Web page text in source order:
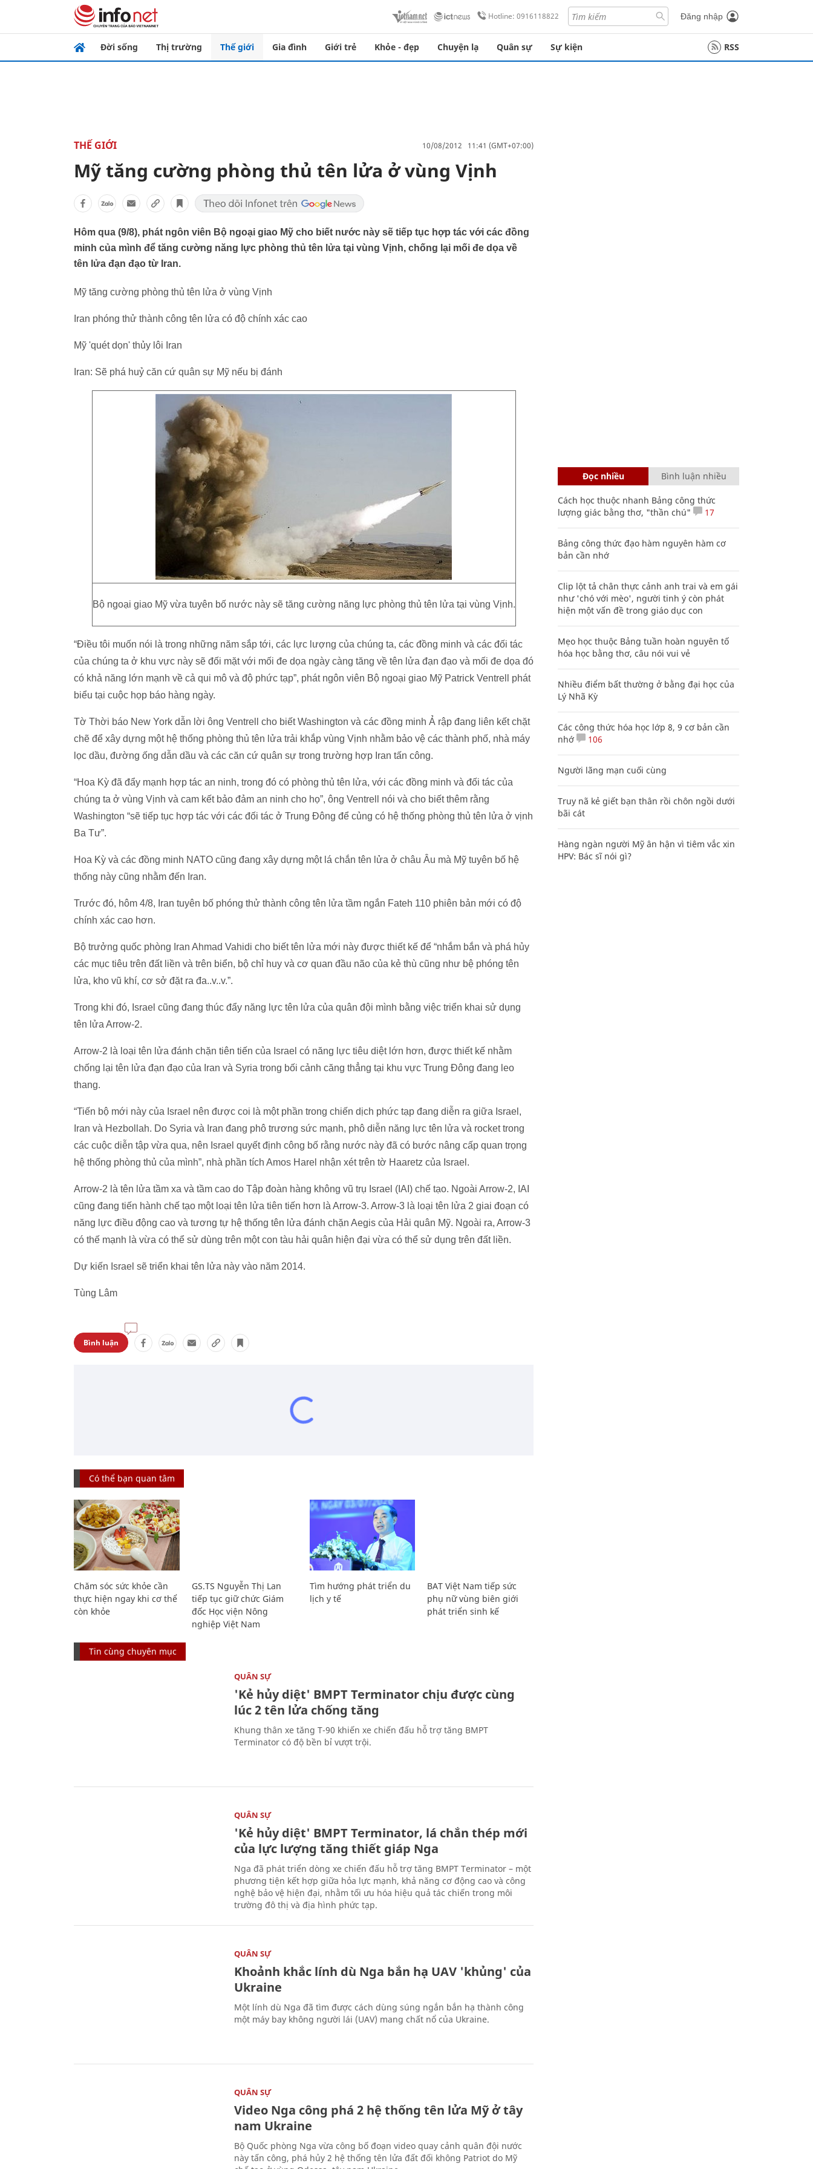
Hotline: 0916118822 Đăng nhập
Đời sống Thị trường Thế giới Gia đình Giới trẻ Khỏe - đẹp Chuyện lạ Quân sự Sự kiện RSS
THẾ GIỚI 10/08/2012 11:41 (GMT+07:00)
Mỹ tăng cường phòng thủ tên lửa ở vùng Vịnh
Hôm qua (9/8), phát ngôn viên Bộ ngoại giao Mỹ cho biết nước này sẽ tiếp tục hợp tác với các đồng
minh của mình để tăng cường năng lực phòng thủ tên lửa tại vùng Vịnh, chống lại mối đe dọa về
tên lửa đạn đạo từ Iran.
Mỹ tăng cường phòng thủ tên lửa ở vùng Vịnh
Iran phóng thử thành công tên lửa có độ chính xác cao
Mỹ 'quét dọn' thủy lôi Iran
Iran: Sẽ phá huỷ căn cứ quân sự Mỹ nếu bị đánh
Bộ ngoại giao Mỹ vừa tuyên bố nước này sẽ tăng cường năng lực phòng thủ tên lửa tại vùng Vịnh.
“Điều tôi muốn nói là trong những năm sắp tới, các lực lượng của chúng ta, các đồng minh và các đối tác
của chúng ta ở khu vực này sẽ đối mặt với mối đe dọa ngày càng tăng về tên lửa đạn đạo và mối đe dọa đó
có khả năng lớn mạnh về cả qui mô và độ phức tạp”, phát ngôn viên Bộ ngoại giao Mỹ Patrick Ventrell phát
biểu tại cuộc họp báo hàng ngày.
Tờ Thời báo New York dẫn lời ông Ventrell cho biết Washington và các đồng minh Ả rập đang liên kết chặt
chẽ để xây dựng một hệ thống phòng thủ tên lửa trải khắp vùng Vịnh nhằm bảo vệ các thành phố, nhà máy
lọc dầu, đường ống dẫn dầu và các căn cứ quân sự trong trường hợp Iran tấn công.
“Hoa Kỳ đã đẩy mạnh hợp tác an ninh, trong đó có phòng thủ tên lửa, với các đồng minh và đối tác của
chúng ta ở vùng Vịnh và cam kết bảo đảm an ninh cho họ”, ông Ventrell nói và cho biết thêm rằng
Washington “sẽ tiếp tục hợp tác với các đối tác ở Trung Đông để củng có hệ thống phòng thủ tên lửa ở vịnh
Ba Tư”.
Hoa Kỳ và các đồng minh NATO cũng đang xây dựng một lá chắn tên lửa ở châu Âu mà Mỹ tuyên bố hệ
thống này cũng nhằm đến Iran.
Trước đó, hôm 4/8, Iran tuyên bố phóng thử thành công tên lửa tầm ngắn Fateh 110 phiên bản mới có độ
chính xác cao hơn.
Bộ trưởng quốc phòng Iran Ahmad Vahidi cho biết tên lửa mới này được thiết kế để “nhắm bắn và phá hủy
các mục tiêu trên đất liền và trên biển, bộ chỉ huy và cơ quan đầu não của kẻ thù cũng như bệ phóng tên
lửa, kho vũ khí, cơ sở đặt ra đa..v..v.”.
Trong khi đó, Israel cũng đang thúc đẩy năng lực tên lửa của quân đội mình bằng việc triển khai sử dụng
tên lửa Arrow-2.
Arrow-2 là loại tên lửa đánh chặn tiên tiến của Israel có năng lực tiêu diệt lớn hơn, được thiết kế nhằm
chống lại tên lửa đạn đạo của Iran và Syria trong bối cảnh căng thẳng tại khu vực Trung Đông đang leo
thang.
“Tiến bộ mới này của Israel nên được coi là một phần trong chiến dịch phức tạp đang diễn ra giữa Israel,
Iran và Hezbollah. Do Syria và Iran đang phô trương sức mạnh, phô diễn năng lực tên lửa và rocket trong
các cuộc diễn tập vừa qua, nên Israel quyết định công bố rằng nước này đã có bước nâng cấp quan trọng
hệ thống phòng thủ của mình”, nhà phần tích Amos Harel nhận xét trên tờ Haaretz của Israel.
Arrow-2 là tên lửa tầm xa và tầm cao do Tập đoàn hàng không vũ trụ Israel (IAI) chế tạo. Ngoài Arrow-2, IAI
cũng đang tiến hành chế tạo một loại tên lửa tiên tiến hơn là Arrow-3. Arrow-3 là loại tên lửa 2 giai đoạn có
năng lực điều động cao và tương tự hệ thống tên lửa đánh chặn Aegis của Hải quân Mỹ. Ngoài ra, Arrow-3
có thế mạnh là vừa có thể sử dùng trên một con tàu hải quân hiện đại vừa có thể sử dụng trên đất liền.
Dự kiến Israel sẽ triển khai tên lửa này vào năm 2014.
Tùng Lâm
Bình luận
Có thể bạn quan tâm
Chăm sóc sức khỏe cần
thực hiện ngay khi cơ thể
còn khỏe
GS.TS Nguyễn Thị Lan
tiếp tục giữ chức Giám
đốc Học viện Nông
nghiệp Việt Nam
Tìm hướng phát triển du
lịch y tế
BAT Việt Nam tiếp sức
phụ nữ vùng biên giới
phát triển sinh kế
Tin cùng chuyên mục
QUÂN SỰ
'Kẻ hủy diệt' BMPT Terminator chịu được cùng
lúc 2 tên lửa chống tăng
Khung thân xe tăng T-90 khiến xe chiến đấu hỗ trợ tăng BMPT
Terminator có độ bền bỉ vượt trội.
QUÂN SỰ
'Kẻ hủy diệt' BMPT Terminator, lá chắn thép mới
của lực lượng tăng thiết giáp Nga
Nga đã phát triển dòng xe chiến đấu hỗ trợ tăng BMPT Terminator – một
phương tiện kết hợp giữa hỏa lực mạnh, khả năng cơ động cao và công
nghệ bảo vệ hiện đại, nhằm tối ưu hóa hiệu quả tác chiến trong môi
trường đô thị và địa hình phức tạp.
QUÂN SỰ
Khoảnh khắc lính dù Nga bắn hạ UAV 'khủng' của
Ukraine
Một lính dù Nga đã tìm được cách dùng súng ngắn bắn hạ thành công
một máy bay không người lái (UAV) mang chất nổ của Ukraine.
QUÂN SỰ
Video Nga công phá 2 hệ thống tên lửa Mỹ ở tây
nam Ukraine
Bộ Quốc phòng Nga vừa công bố đoạn video quay cảnh quân đội nước
này tấn công, phá hủy 2 hệ thống tên lửa đất đối không Patriot do Mỹ
Đọc nhiều Bình luận nhiều
Cách học thuộc nhanh Bảng công thức
lượng giác bằng thơ, "thần chú"
17
Bảng công thức đạo hàm nguyên hàm cơ
bản cần nhớ
Clip lột tả chân thực cảnh anh trai và em gái
như 'chó với mèo', người tinh ý còn phát
hiện một vấn đề trong giáo dục con
Mẹo học thuộc Bảng tuần hoàn nguyên tố
hóa học bằng thơ, câu nói vui vẻ
Nhiều điểm bất thường ở bằng đại học của
Lý Nhã Kỳ
Các công thức hóa học lớp 8, 9 cơ bản cần
nhớ
106
Người lãng mạn cuối cùng
Truy nã kẻ giết bạn thân rồi chôn ngồi dưới
bãi cát
Hàng ngàn người Mỹ ân hận vì tiêm vắc xin
HPV: Bác sĩ nói gì?